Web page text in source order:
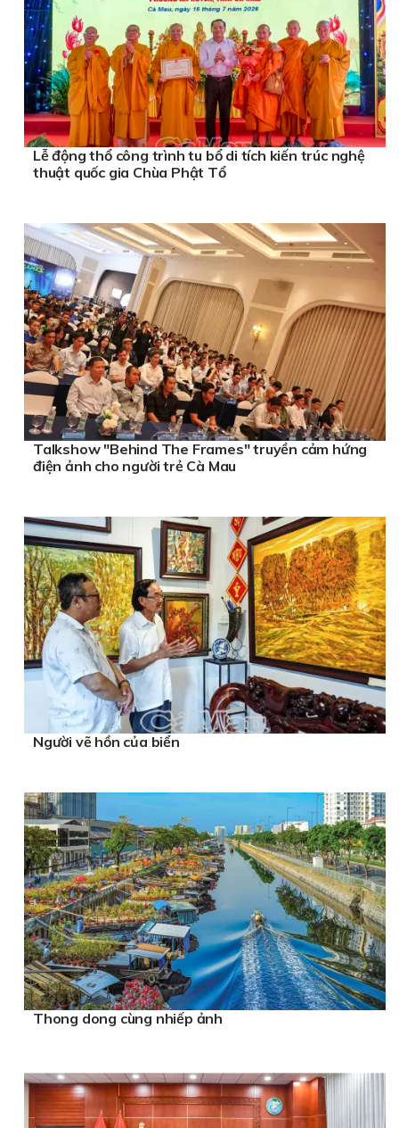
Lễ động thổ công trình tu bổ di tích kiến trúc nghệ
thuật quốc gia Chùa Phật Tổ
Talkshow "Behind The Frames" truyền cảm hứng
điện ảnh cho người trẻ Cà Mau
Người vẽ hồn của biển
Thong dong cùng nhiếp ảnh